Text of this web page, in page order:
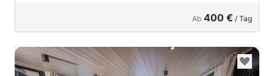
Ab 400 € / Tag